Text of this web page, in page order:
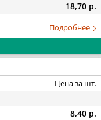
18,70 р.
Подробнее
Цена за шт.
8,40 р.